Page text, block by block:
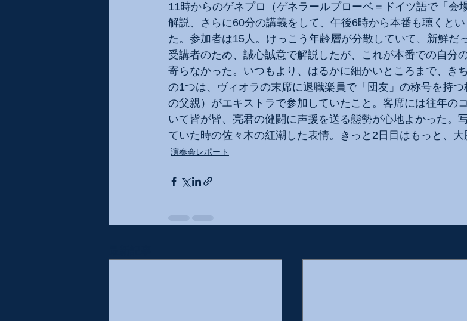
11時からのゲネプロ（ゲネラールプローベ＝ドイツ語で「会
解説、さらに60分の講義をして、午後6時から本番も聴くと
た。参加者は15人。けっこう年齢層が分散していて、新鮮だ
受講者のため、誠心誠意で解説したが、これが本番での自分
寄らなかった。いつもより、はるかに細かいところまで、き
の1つは、ヴィオラの末席に退職楽員で「団友」の称号を持
の父親）がエキストラで参加していたこと。客席には往年の
いて皆が皆、亮君の健闘に声援を送る態勢が心地よかった。
ていた時の佐々木の紅潮した表情。きっと2日目はもっと、大
演奏会レポート